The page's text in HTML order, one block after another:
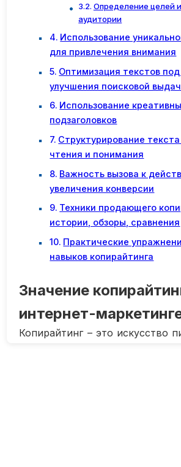
Определение целей
аудитории
Использование
для привлечения внимания
Оптимизация текстов под
улучшения поисковой
Использование
подзаголовков
Структурирование
чтения и понимания
Важность вызова к
увеличения конверсии
Техники продающего
истории, обзоры, сравнения
Практические
навыков копирайтинга
Значение
интернет-
Копирайтинг – это искусство